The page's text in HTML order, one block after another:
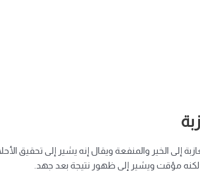
إلى الخير والمنفعة ويقال إنه يشير إلى تحقيق
مؤقت ويشير إلى ظهور نتيجة بعد جهد.